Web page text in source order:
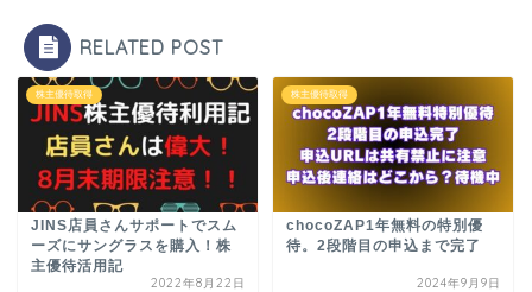
RELATED POST
株主優待取得
JINS店員さんサポートでスム
ーズにサングラスを購入！株
主優待活用記
2022年8月22日
株主優待取得
chocoZAP1年無料の特別優
待。2段階目の申込まで完了
2024年9月9日